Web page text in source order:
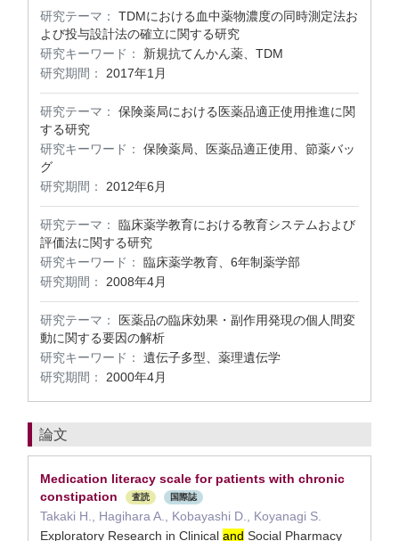
研究テーマ：
TDMにおける血中薬物濃度の同時測定法お
よび投与設計法の確立に関する研究
研究キーワード：
新規抗てんかん薬、TDM
研究期間：
2017年1月
研究テーマ：
保険薬局における医薬品適正使用推進に関
する研究
研究キーワード：
保険薬局、医薬品適正使用、節薬バッ
グ
研究期間：
2012年6月
研究テーマ：
臨床薬学教育における教育システムおよび
評価法に関する研究
研究キーワード：
臨床薬学教育、6年制薬学部
研究期間：
2008年4月
研究テーマ：
医薬品の臨床効果・副作用発現の個人間変
動に関する要因の解析
研究キーワード：
遺伝子多型、薬理遺伝学
研究期間：
2000年4月
論文
Medication literacy scale for patients with chronic
constipation
査読 国際誌
Takaki H., Hagihara A., Kobayashi D., Koyanagi S.
Exploratory Research in Clinical and Social Pharmacy